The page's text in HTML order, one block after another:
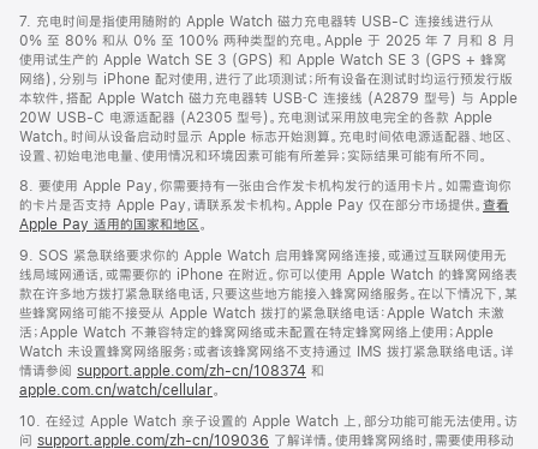
7. 充电时间是指使用随附的 Apple Watch 磁力充电器转 USB-C 连接线进行从
0% 至 80% 和从 0% 至 100% 两种类型的充电。Apple 于 2025 年 7 月和 8 月
使用试生产的 Apple Watch SE 3 (GPS) 和 Apple Watch SE 3 (GPS + 蜂窝
网络)，分别与 iPhone 配对使用，进行了此项测试；所有设备在测试时均运行预发行版
本软件，搭配 Apple Watch 磁力充电器转 USB‑C 连接线 (A2879 型号) 与 Apple
20W USB-C 电源适配器 (A2305 型号)。充电测试采用放电完全的各款 Apple
Watch。时间从设备启动时显示 Apple 标志开始测算。充电时间依电源适配器、地区、
设置、初始电池电量、使用情况和环境因素可能有所差异；实际结果可能有所不同。
8. 要使用 Apple Pay，你需要持有一张由合作发卡机构发行的适用卡片。如需查询你
的卡片是否支持 Apple Pay，请联系发卡机构。Apple Pay 仅在部分市场提供。 查看
Apple Pay 适用的国家和地区 。
9. SOS 紧急联络要求你的 Apple Watch 启用蜂窝网络连接，或通过互联网使用无
线局域网通话，或需要你的 iPhone 在附近。你可以使用 Apple Watch 的蜂窝网络表
款在许多地方拨打紧急联络电话，只要这些地方能接入蜂窝网络服务。在以下情况下，某
些蜂窝网络可能不接受从 Apple Watch 拨打的紧急联络电话：Apple Watch 未激
活；Apple Watch 不兼容特定的蜂窝网络或未配置在特定蜂窝网络上使用；Apple
Watch 未设置蜂窝网络服务；或者该蜂窝网络不支持通过 IMS 拨打紧急联络电话。详
情请参阅 support.apple.com/zh-cn/108374 和
apple.com.cn/watch/cellular。
10. 在经过 Apple Watch 亲子设置的 Apple Watch 上，部分功能可能无法使用。访
问 support.apple.com/zh-cn/109036 了解详情。使用蜂窝网络时，需要使用移动